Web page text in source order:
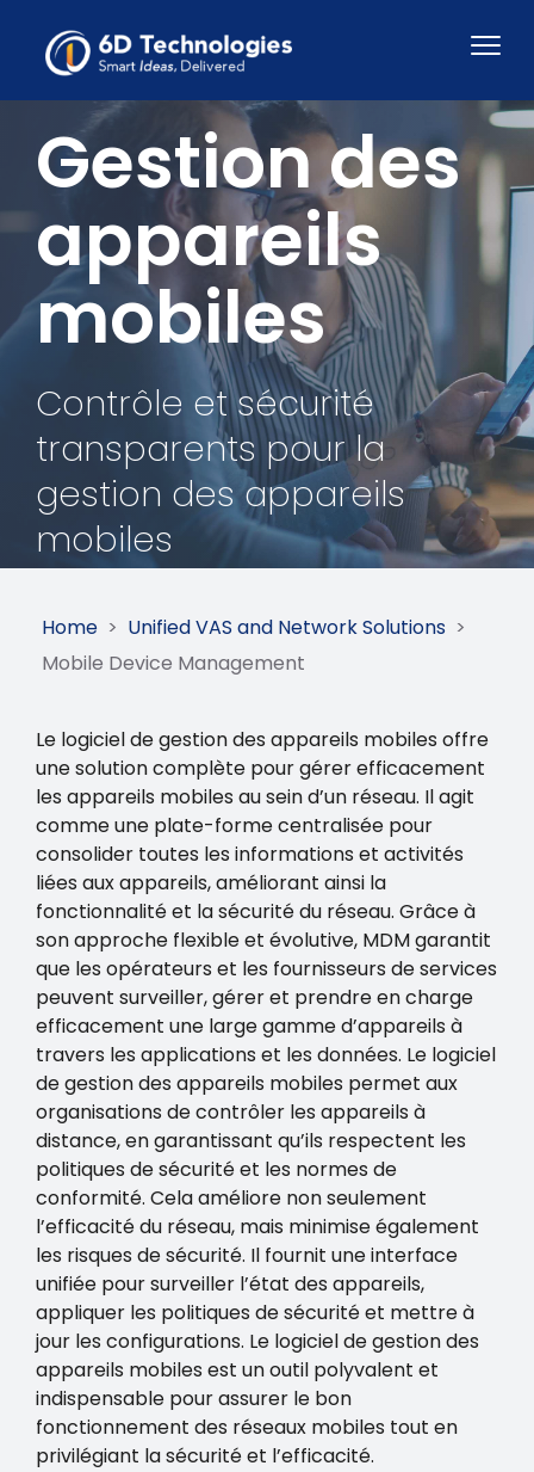
Gestion des
appareils
mobiles
Contrôle et sécurité
transparents pour la
gestion des appareils
mobiles
Home > Unified VAS and Network Solutions >
Mobile Device Management
Le logiciel de gestion des appareils mobiles offre
une solution complète pour gérer efficacement
les appareils mobiles au sein d’un réseau. Il agit
comme une plate-forme centralisée pour
consolider toutes les informations et activités
liées aux appareils, améliorant ainsi la
fonctionnalité et la sécurité du réseau. Grâce à
son approche flexible et évolutive, MDM garantit
que les opérateurs et les fournisseurs de services
peuvent surveiller, gérer et prendre en charge
efficacement une large gamme d’appareils à
travers les applications et les données. Le logiciel
de gestion des appareils mobiles permet aux
organisations de contrôler les appareils à
distance, en garantissant qu’ils respectent les
politiques de sécurité et les normes de
conformité. Cela améliore non seulement
l’efficacité du réseau, mais minimise également
les risques de sécurité. Il fournit une interface
unifiée pour surveiller l’état des appareils,
appliquer les politiques de sécurité et mettre à
jour les configurations. Le logiciel de gestion des
appareils mobiles est un outil polyvalent et
indispensable pour assurer le bon
fonctionnement des réseaux mobiles tout en
privilégiant la sécurité et l’efficacité.